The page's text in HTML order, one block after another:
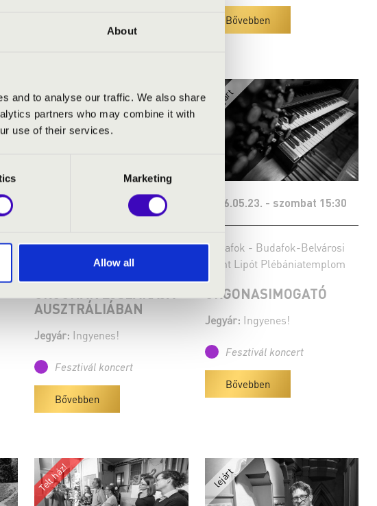
About
and to analyse our traffic. We also share
partners who may combine it with
use of their services.
Marketing
Allow all
Bővebben
2026.05.23. - szombat 15:00
Ausztrália - Adelaide - Cimbora
Magyar Iskola
AUSZTRÁLIÁBAN
Jegyár: Ingyenes!
Fesztivál koncert
Bővebben
2026.05.23. - szombat 15:30
Budafok - Budafok-Belvárosi
Szent Lipót Plébániatemplom
ORGONASIMOGATÓ
Jegyár: Ingyenes!
Fesztivál koncert
Bővebben